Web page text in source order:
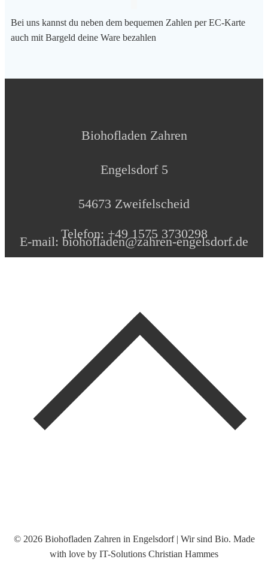
Bei uns kannst du neben dem bequemen Zahlen per EC-Karte
auch mit Bargeld deine Ware bezahlen
Biohofladen Zahren
Engelsdorf 5
54673 Zweifelscheid
Telefon: +49 1575 3730298
E-mail: biohofladen@zahren-engelsdorf.de
© 2026 Biohofladen Zahren in Engelsdorf | Wir sind Bio. Made
with love by IT-Solutions Christian Hammes